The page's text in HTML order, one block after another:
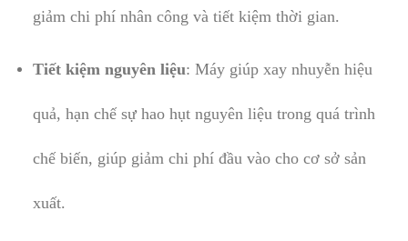
giảm chi phí nhân công và tiết kiệm thời gian.
Tiết kiệm nguyên liệu: Máy giúp xay nhuyễn hiệu
quả, hạn chế sự hao hụt nguyên liệu trong quá trình
chế biến, giúp giảm chi phí đầu vào cho cơ sở sản
xuất.